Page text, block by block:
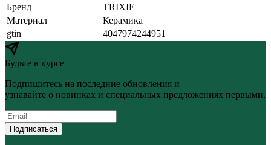
Бренд
TRIXIE
Материал
Керамика
gtin
4047974244951
Будьте в курсе
Подпишитесь на последние обновления и
узнавайте о новинках и специальных предложениях первыми.
Подписаться